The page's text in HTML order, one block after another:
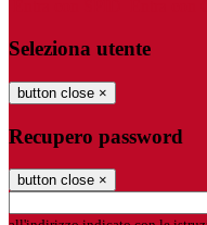
Seleziona utente
button close ×
Recupero password
button close ×